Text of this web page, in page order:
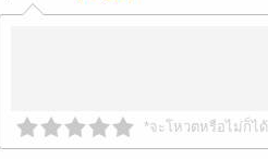
*จะโหวตหรือไม่ก็ได้